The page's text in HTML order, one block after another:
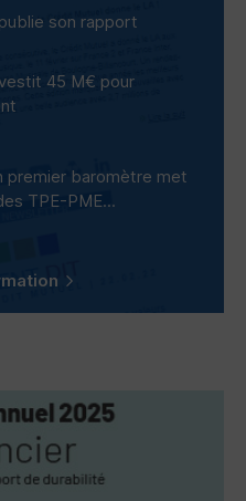
son rapport
45 M€ pour
premier baromètre met
TPE-PME...